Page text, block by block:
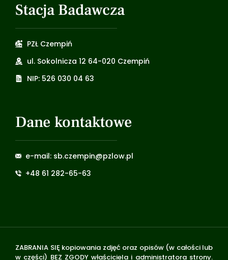
Stacja Badawcza
PZŁ Czempiń
ul. Sokolnicza 12 64-020 Czempiń
NIP: 526 030 04 63
Dane kontaktowe
e-mail: sb.czempin@pzlow.pl
+48 61 282-65-63
ZABRANIA SIĘ kopiowania zdjęć oraz opisów (w całości lub
w części) BEZ ZGODY właściciela i administratora strony.